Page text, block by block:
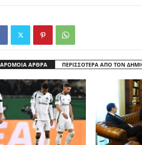
ΑΡΘΡΑ ΠΕΡΙΣΣΟΤΕΡΑ ΑΠΟ ΤΟΝ